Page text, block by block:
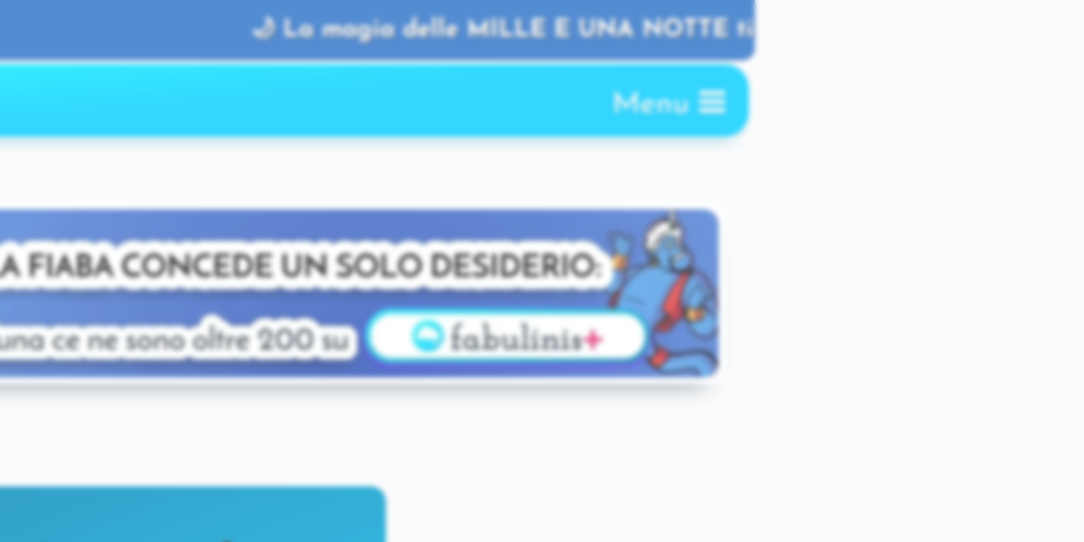
🌙 La magia delle MILLE E UNA NOTTE ti aspetta! 👉 CLICCA QUI! 👈
Menu
Chiudi
Accedi afabulinis+
💫 COS’É fabulinis+